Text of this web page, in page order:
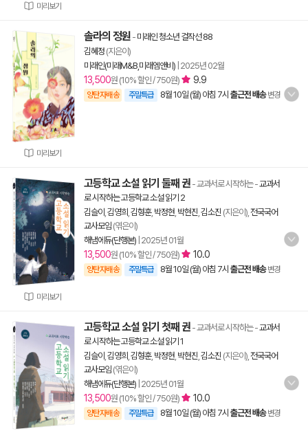
미리보기
미리보기
솔라의 정원 - 미래인 청소년 걸작선 88
김혜정 (지은이)
미래인(미래M&B,미래엠앤비) 2025년 02월
13,500원 (10% 할인 / 750원) 9.9
양탄자배송 주말특급 8월 10일 (월) 아침 7시 출근전 배송 변경
미리보기
고등학교 소설 읽기 둘째 권 - 교과서로 시작하는-교과서
로 시작하는 고등학교 소설 읽기 2
김슬이 김영희 김형훈, 박정현 박현진 김소진 (지은이), 전국국어
교사모임 (엮은이)
해냄에듀(단행본) 2025년 01월
13,500원 (10% 할인 / 750원) 10.0
양탄자배송 주말특급 8월 10일 (월) 아침 7시 출근전 배송 변경
고등학교 소설 읽기 첫째 권 - 교과서로 시작하는-교과서
로 시작하는 고등학교 소설 읽기 1
김슬이 김영희 김형훈, 박정현 박현진 김소진 (지은이), 전국국어
교사모임 (엮은이)
해냄에듀(단행본) 2025년 01월
13,500원 (10% 할인 / 750원) 10.0
양탄자배송 주말특급 8월 10일 (월) 아침 7시 출근전 배송 변경